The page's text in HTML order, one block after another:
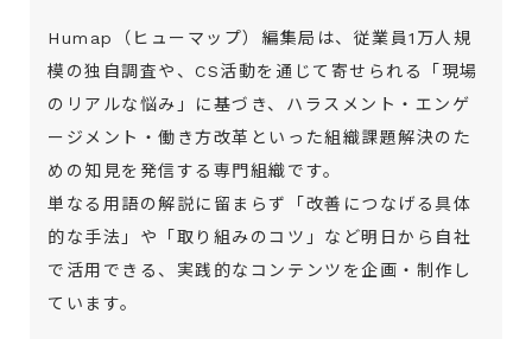
Humap（ヒューマップ）編集局は、従業員1万人規
模の独自調査や、CS活動を通じて寄せられる「現場
のリアルな悩み」に基づき、ハラスメント・エンゲ
ージメント・働き方改革といった組織課題解決のた
めの知見を発信する専門組織です。
単なる用語の解説に留まらず「改善につなげる具体
的な手法」や「取り組みのコツ」など明日から自社
で活用できる、実践的なコンテンツを企画・制作し
ています。